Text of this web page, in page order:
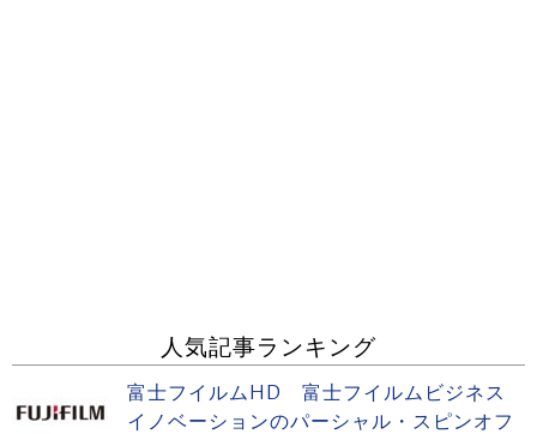
人気記事ランキング
富士フイルムHD 富士フイルムビジネス
イノベーションのパーシャル・スピンオフ